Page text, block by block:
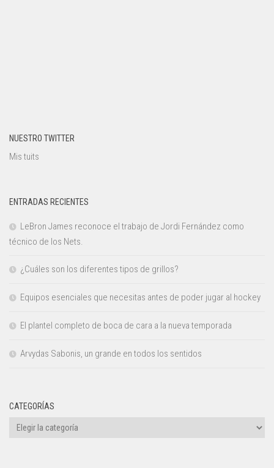
NUESTRO TWITTER
Mis tuits
ENTRADAS RECIENTES
LeBron James reconoce el trabajo de Jordi Fernández como
técnico de los Nets.
¿Cuáles son los diferentes tipos de grillos?
Equipos esenciales que necesitas antes de poder jugar al hockey
El plantel completo de boca de cara a la nueva temporada
Arvydas Sabonis, un grande en todos los sentidos
CATEGORÍAS
Categorías